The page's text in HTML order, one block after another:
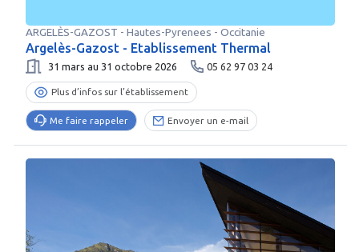
ARGELÈS-GAZOST - Hautes-Pyrenees - Occitanie
Argelès-Gazost - Etablissement Thermal
31 mars au 31 octobre 2026 05 62 97 03 24
Plus d’infos sur l’établissement
Me faire rappeler Envoyer un e-mail